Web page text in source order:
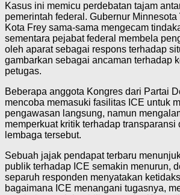
Kasus ini memicu perdebatan tajam
pemerintah federal. Gubernur Minnesota
Kota Frey sama-sama mengecam
sementara pejabat federal membela
oleh aparat sebagai respons terhadap
gambarkan sebagai ancaman terhadap
petugas.
Beberapa anggota Kongres dari Partai
mencoba memasuki fasilitas ICE untuk
pengawasan langsung, namun
memperkuat kritik terhadap transparansi
lembaga tersebut.
Sebuah jajak pendapat terbaru
publik terhadap ICE semakin menurun,
separuh responden menyatakan
bagaimana ICE menangani tugasnya,